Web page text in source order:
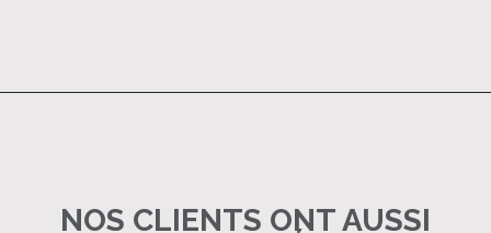
NOS CLIENTS ONT AUSSI